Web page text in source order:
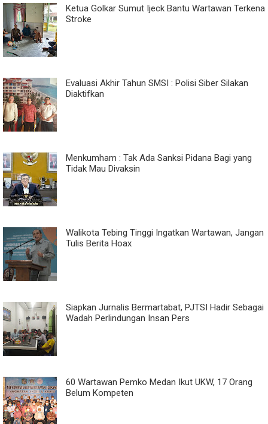
Ketua Golkar Sumut Ijeck Bantu Wartawan Terkena
Stroke
Evaluasi Akhir Tahun SMSI : Polisi Siber Silakan
Diaktifkan
Menkumham : Tak Ada Sanksi Pidana Bagi yang
Tidak Mau Divaksin
Walikota Tebing Tinggi Ingatkan Wartawan, Jangan
Tulis Berita Hoax
Siapkan Jurnalis Bermartabat, PJTSI Hadir Sebagai
Wadah Perlindungan Insan Pers
60 Wartawan Pemko Medan Ikut UKW, 17 Orang
Belum Kompeten